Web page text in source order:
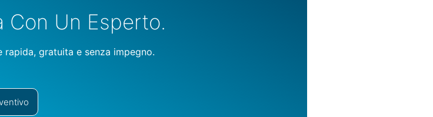
Con Un Esperto.
gratuita e senza impegno.